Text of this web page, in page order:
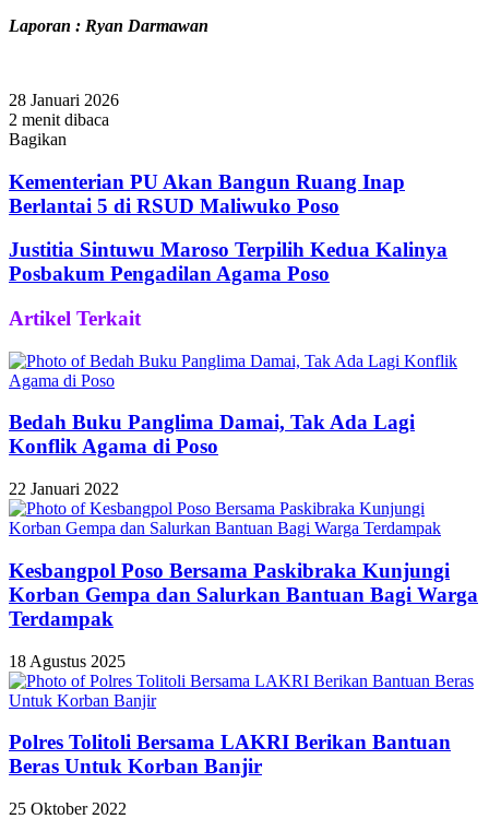
Laporan : Ryan Darmawan
28 Januari 2026
2 menit dibaca
Bagikan
via
Email
Kementerian PU Akan Bangun Ruang Inap
Berlantai 5 di RSUD Maliwuko Poso
Justitia Sintuwu Maroso Terpilih Kedua Kalinya
Posbakum Pengadilan Agama Poso
Artikel Terkait
Bedah Buku Panglima Damai, Tak Ada Lagi
Konflik Agama di Poso
22 Januari 2022
Kesbangpol Poso Bersama Paskibraka Kunjungi
Korban Gempa dan Salurkan Bantuan Bagi Warga
Terdampak
18 Agustus 2025
Polres Tolitoli Bersama LAKRI Berikan Bantuan
Beras Untuk Korban Banjir
25 Oktober 2022